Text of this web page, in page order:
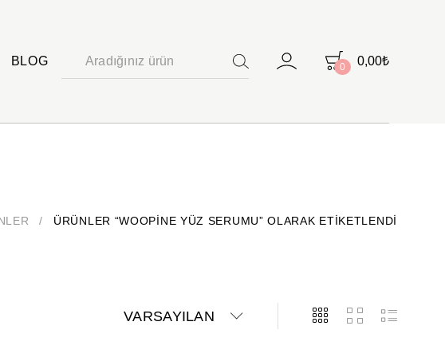
BLOG 0 0,00₺
/ ÜRÜNLER “WOOPINE YÜZ SERUMU” OLARAK ETIKETLENDI
VARSAYILAN